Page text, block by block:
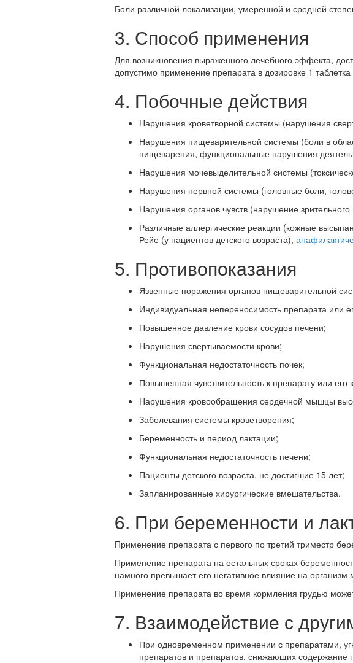
Боли различной локализации, умеренной и средней
3. Способ применения
Для возникновения выраженного лечебного эффекта,
допустимо применение препарата в дозировке 1
4. Побочные действия
Нарушения кроветворной системы (нарушения
Нарушения пищеварительной системы (боли в
пищеварения, функциональные нарушения
Нарушения мочевыделительной системы
Нарушения нервной системы (головные боли,
Нарушения органов чувств (нарушение
Различные аллергические реакции (кожные
Рейе (у пациентов детского возраста),
5. Противопоказания
Язвенные поражения органов пищеварительной
Индивидуальная непереносимость препарата или
Повышенное давление крови сосудов печени;
Нарушения свертываемости крови;
Функциональная недостаточность почек;
Повышенная чувствительность к препарату или его
Нарушения кровообращения сердечной мышцы
Заболевания системы кроветворения;
Беременность и период лактации;
Функциональная недостаточность печени;
Пациенты детского возраста, не достигшие 15 лет;
Запланированные хирургические вмешательства.
6. При беременности и
Применение препарата с первого по третий триместр
Применение препарата на остальных сроках
намного превышает его негативное влияние на
Применение препарата во время кормления грудью
7. Взаимодействие с
При одновременном применении с препаратами,
препаратов и препаратов, снижающих содержание